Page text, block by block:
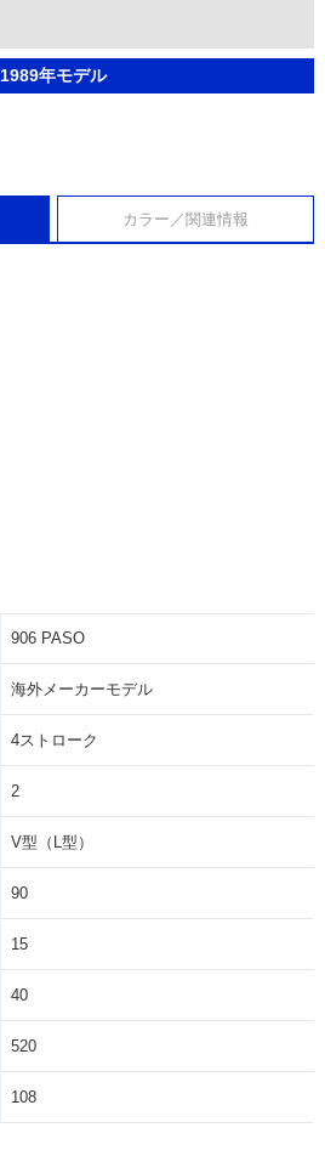
1989年モデル
カラー／関連情報
906 PASO
海外メーカーモデル
4ストローク
2
V型（L型）
90
15
40
520
108